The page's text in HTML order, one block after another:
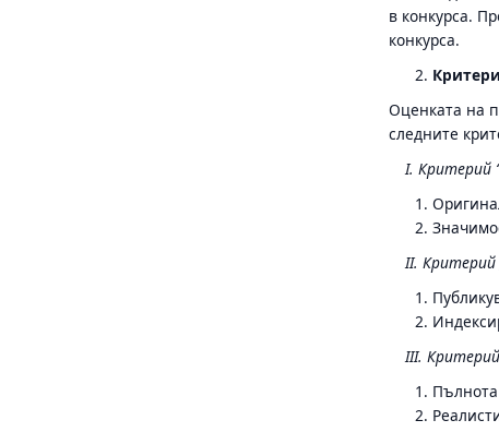
в конкурса.
конкурса.
Оценката на
следните
I. Критерий
II.
III.